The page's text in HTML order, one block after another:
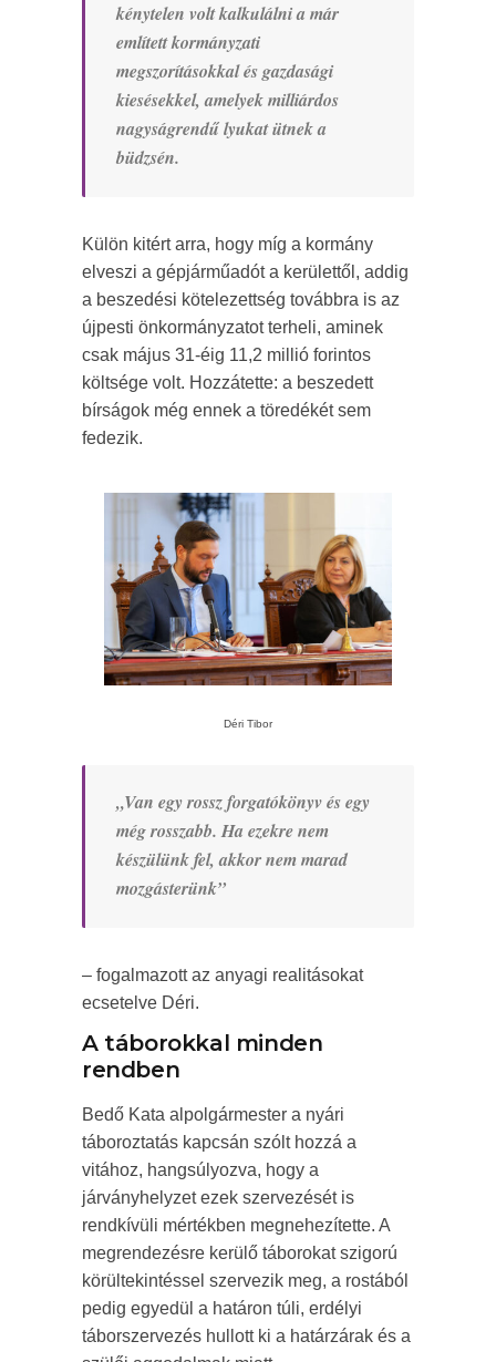
kénytelen volt kalkulálni a már
említett kormányzati
megszorításokkal és gazdasági
kiesésekkel, amelyek milliárdos
nagyságrendű lyukat ütnek a
büdzsén.
Külön kitért arra, hogy míg a kormány
elveszi a gépjárműadót a kerülettől, addig
a beszedési kötelezettség továbbra is az
újpesti önkormányzatot terheli, aminek
csak május 31-éig 11,2 millió forintos
költsége volt. Hozzátette: a beszedett
bírságok még ennek a töredékét sem
fedezik.
Déri Tibor
„Van egy rossz forgatókönyv és egy
még rosszabb. Ha ezekre nem
készülünk fel, akkor nem marad
mozgásterünk”
– fogalmazott az anyagi realitásokat
ecsetelve Déri.
A táborokkal minden
rendben
Bedő Kata alpolgármester a nyári
táboroztatás kapcsán szólt hozzá a
vitához, hangsúlyozva, hogy a
járványhelyzet ezek szervezését is
rendkívüli mértékben megnehezítette. A
megrendezésre kerülő táborokat szigorú
körültekintéssel szervezik meg, a rostából
pedig egyedül a határon túli, erdélyi
táborszervezés hullott ki a határzárak és a